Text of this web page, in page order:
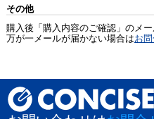
その他
購入後「購入内容のご確認」のメー
万が一メールが届かない場合はお